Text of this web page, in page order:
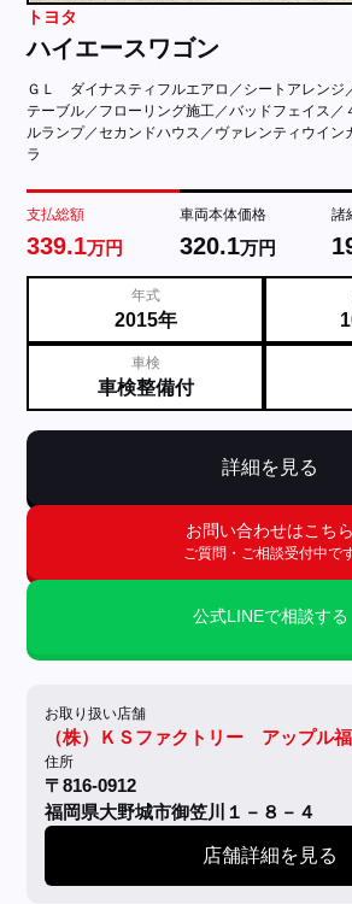
トヨタ
ハイエースワゴン
ＧＬ ダイナスティフルエアロ／シートアレンジ
テーブル／フローリング施工／バッドフェイス／
ルランプ／セカンドハウス／ヴァレンティウイン
ラ
支払総額
339.1万円
車両本体価格
320.1万円
諸
年式
2015年
車検
車検整備付
詳細を見る
お問い合わせはこちら
ご質問・ご相談受付中で
公式LINEで相談する
お取り扱い店舗
（株）ＫＳファクトリー アップル
住所
〒816-0912
福岡県大野城市御笠川１－８－４
店舗詳細を見る